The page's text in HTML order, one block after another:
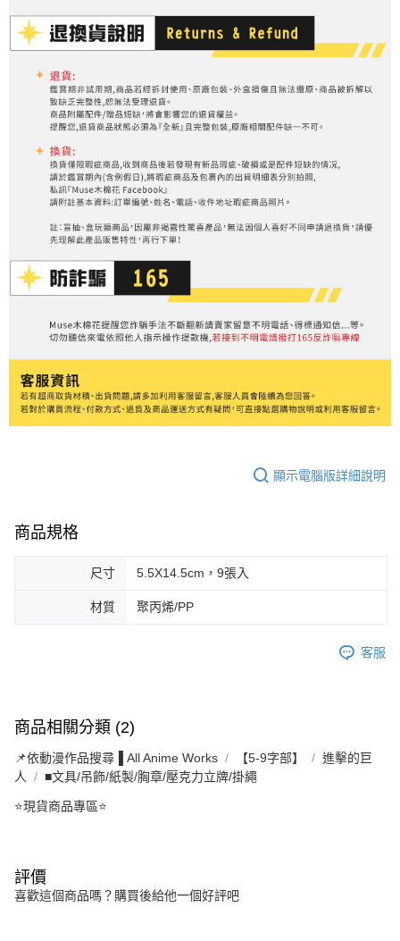
顯示電腦版詳細說明
商品規格
尺寸 5.5X14.5cm，9張入
材質 聚丙烯/PP
客服
商品相關分類 (2)
📌依動漫作品搜尋▐ All Anime Works 【5-9字部】
進擊的巨
人
■文具/吊飾/紙製/胸章/壓克力立牌/掛繩
⭐現貨商品專區⭐
評價
喜歡這個商品嗎？購買後給他一個好評吧